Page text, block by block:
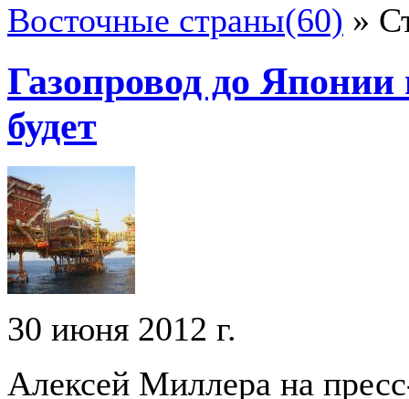
Восточные страны(60) »
Газопровод до Японии
будет
30 июня 2012 г.
Алексей Миллера на